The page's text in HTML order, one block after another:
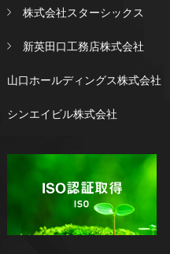
株式会社スターシックス
新英田口工務店株式会社
山口ホールディングス株式会社
シンエイビル株式会社